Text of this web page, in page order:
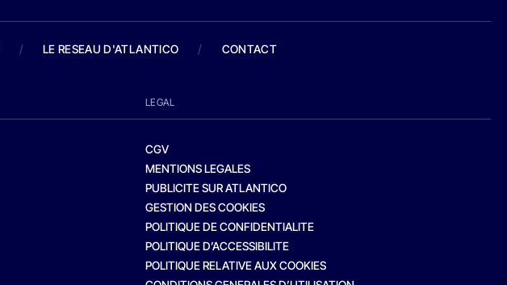
/ LE RESEAU D'ATLANTICO / CONTACT
LEGAL
CGV
MENTIONS LEGALES
PUBLICITE SUR ATLANTICO
GESTION DES COOKIES
POLITIQUE DE CONFIDENTIALITE
POLITIQUE D’ACCESSIBILITE
POLITIQUE RELATIVE AUX COOKIES